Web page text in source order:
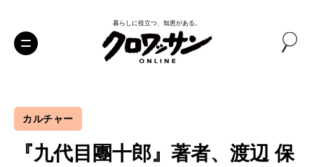
暮らしに役立つ、知恵がある。
カルチャー
『九代目團十郎』著者、渡辺 保